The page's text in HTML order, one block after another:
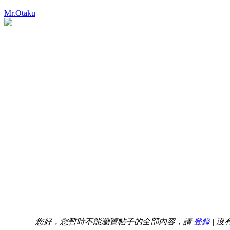
Mr.Otaku
您好，您暫時不能瀏覽帖子的全部內容，請登錄| 沒